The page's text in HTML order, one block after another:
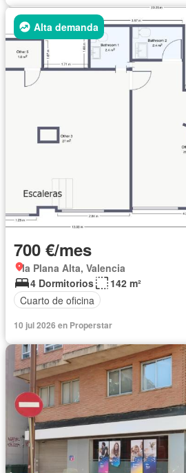
Alta demanda
700 €/mes
la Plana Alta, Valencia
4 Dormitorios
142 m²
Cuarto de oficina
10 jul 2026 en Properstar